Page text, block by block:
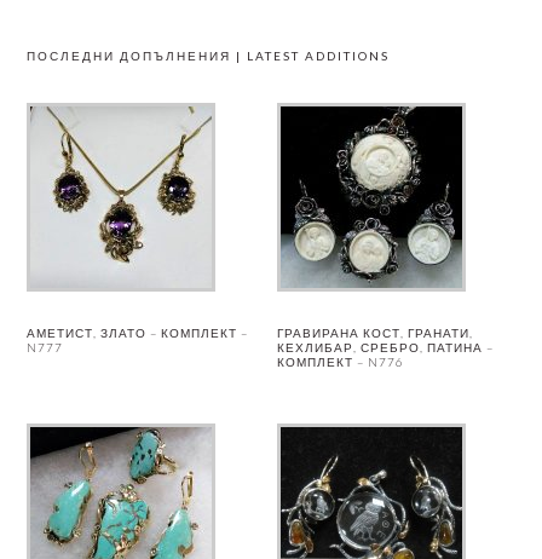
ПОСЛЕДНИ ДОПЪЛНЕНИЯ | LATEST ADDITIONS
АМЕТИСТ, ЗЛАТО – КОМПЛЕКТ –
N777
ГРАВИРАНА КОСТ, ГРАНАТИ,
КЕХЛИБАР, СРЕБРО, ПАТИНА –
КОМПЛЕКТ – N776